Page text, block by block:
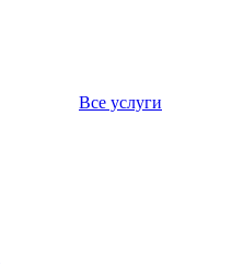
Все услуги